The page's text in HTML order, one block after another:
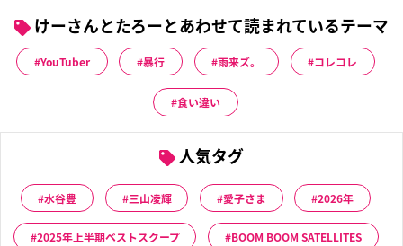
けーさんとたろーとあわせて読まれているテーマ
YouTuber 暴行 雨来ズ。 コレコレ
食い違い
人気タグ
水谷豊 三山凌輝 愛子さま 2026年
2025年上半期ベストスクープ BOOM BOOM SATELLITES